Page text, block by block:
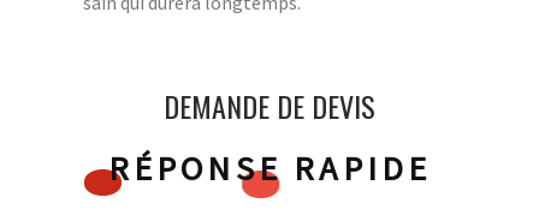
DEMANDE DE DEVIS
RÉPONSE RAPIDE